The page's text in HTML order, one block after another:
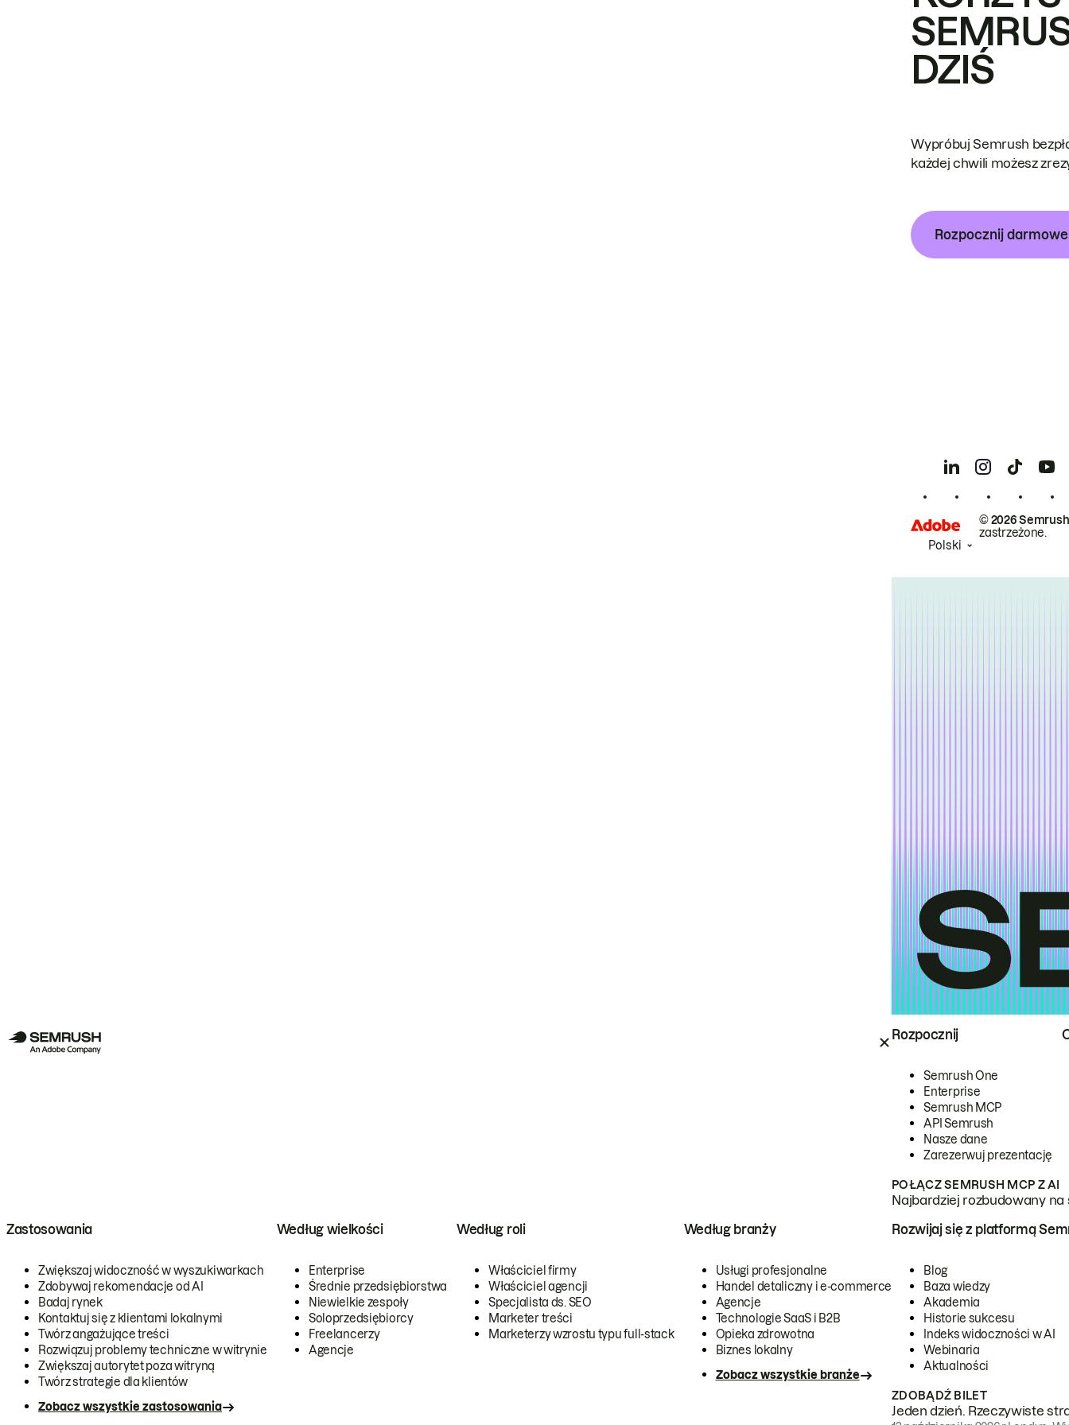
Rozpocznij
Semrush One
Enterprise
Semrush MCP
API Semrush
Nasze dane
Zarezerwuj prezentację
POŁĄCZ SEMRUSH MCP Z AI
Najbardziej rozbudowany
Zastosowania
Zwiększaj widoczność w wyszukiwarkach
Zdobywaj rekomendacje od AI
Badaj rynek
Kontaktuj się z klientami lokalnymi
Twórz angażujące treści
Rozwiązuj problemy techniczne w witrynie
Zwiększaj autorytet poza witryną
Twórz strategie dla klientów
Zobacz wszystkie zastosowania
Według wielkości
Enterprise
Średnie przedsiębiorstwa
Niewielkie zespoły
Soloprzedsiębiorcy
Freelancerzy
Agencje
Według roli
Właściciel firmy
Właściciel agencji
Specjalista ds. SEO
Marketer treści
Marketerzy wzrostu typu full-stack
Według branży
Usługi profesjonalne
Handel detaliczny i e-commerce
Agencje
Technologie SaaS i B2B
Opieka zdrowotna
Biznes lokalny
Zobacz wszystkie branże
Rozwijaj się z platformą
Blog
Baza wiedzy
Akademia
Historie sukcesu
Indeks widoczności w AI
Webinaria
Aktualności
ZDOBĄDŹ BILET
Jeden dzień. Rzeczywiste
DZIŚ
Wypróbuj Semrush
każdej chwili możesz
Rozpocznij
© 2026
zastrzeżone.
Polski